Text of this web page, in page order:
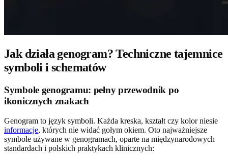
Jak działa genogram? Techniczne tajemnice
symboli i schematów
Symbole genogramu: pełny przewodnik po
ikonicznych znakach
Genogram to język symboli. Każda kreska, kształt czy kolor niesie
informacje, których nie widać gołym okiem. Oto najważniejsze
symbole używane w genogramach, oparte na międzynarodowych
standardach i polskich praktykach klinicznych: